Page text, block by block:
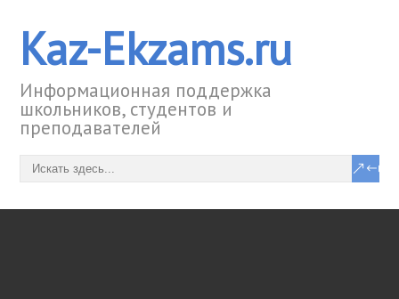
Kaz-Ekzams.ru
Информационная поддержка
школьников, студентов и
преподавателей